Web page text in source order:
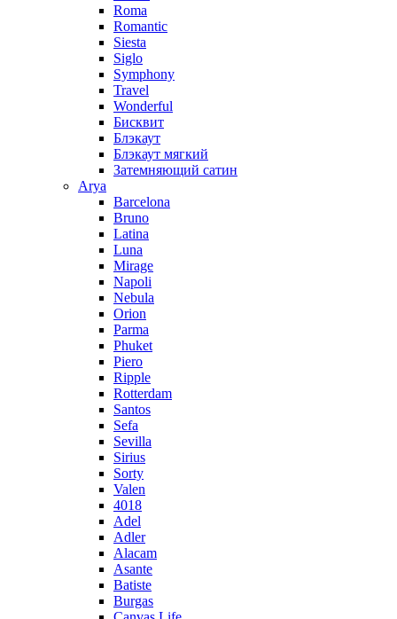
Roma
Romantic
Siesta
Siglo
Symphony
Travel
Wonderful
Бисквит
Блэкаут
Блэкаут мягкий
Затемняющий сатин
Arya
Barcelona
Bruno
Latina
Luna
Mirage
Napoli
Nebula
Orion
Parma
Phuket
Piero
Ripple
Rotterdam
Santos
Sefa
Sevilla
Sirius
Sorty
Valen
4018
Adel
Adler
Alacam
Asante
Batiste
Burgas